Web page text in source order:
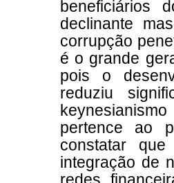
beneficiários
declinante
corrupção
é o grande
pois o
reduziu
pertence ao
constatar
integração de